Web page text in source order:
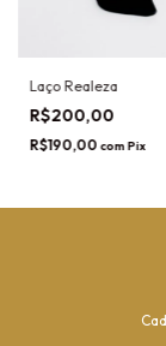
Laço Realeza
R$200,00
R$190,00 com Pix